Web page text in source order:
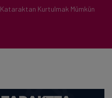
Kataraktan Kurtulmak Mümkün